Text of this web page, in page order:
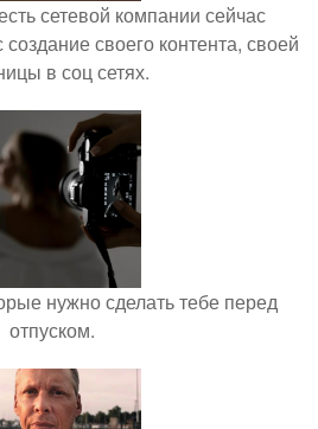
сетевой компании сейчас
своего контента, своей
в соц сетях.
нужно сделать тебе перед
отпуском.